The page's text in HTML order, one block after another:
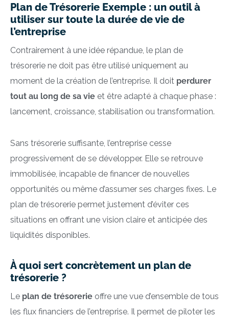
Plan de Trésorerie Exemple : un outil à
utiliser sur toute la durée de vie de
l’entreprise
Contrairement à une idée répandue, le plan de
trésorerie ne doit pas être utilisé uniquement au
moment de la création de l’entreprise. Il doit perdurer
tout au long de sa vie et être adapté à chaque phase :
lancement, croissance, stabilisation ou transformation.
Sans trésorerie suffisante, l’entreprise cesse
progressivement de se développer. Elle se retrouve
immobilisée, incapable de financer de nouvelles
opportunités ou même d’assumer ses charges fixes. Le
plan de trésorerie permet justement d’éviter ces
situations en offrant une vision claire et anticipée des
liquidités disponibles.
À quoi sert concrètement un plan de
trésorerie ?
Le plan de trésorerie offre une vue d’ensemble de tous
les flux financiers de l’entreprise. Il permet de piloter les